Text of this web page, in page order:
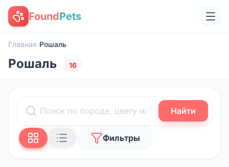
FoundPets
Главная›Рошаль
Рошаль 16
Найти
Фильтры